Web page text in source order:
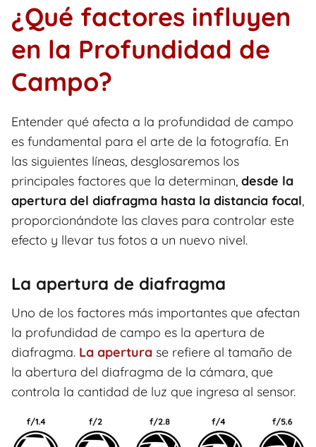
¿Qué factores influyen
en la Profundidad de
Campo?
Entender qué afecta a la profundidad de campo
es fundamental para el arte de la fotografía. En
las siguientes líneas, desglosaremos los
principales factores que la determinan, desde la
apertura del diafragma hasta la distancia focal,
proporcionándote las claves para controlar este
efecto y llevar tus fotos a un nuevo nivel.
La apertura de diafragma
Uno de los factores más importantes que afectan
la profundidad de campo es la apertura de
diafragma. La apertura se refiere al tamaño de
la abertura del diafragma de la cámara, que
controla la cantidad de luz que ingresa al sensor.